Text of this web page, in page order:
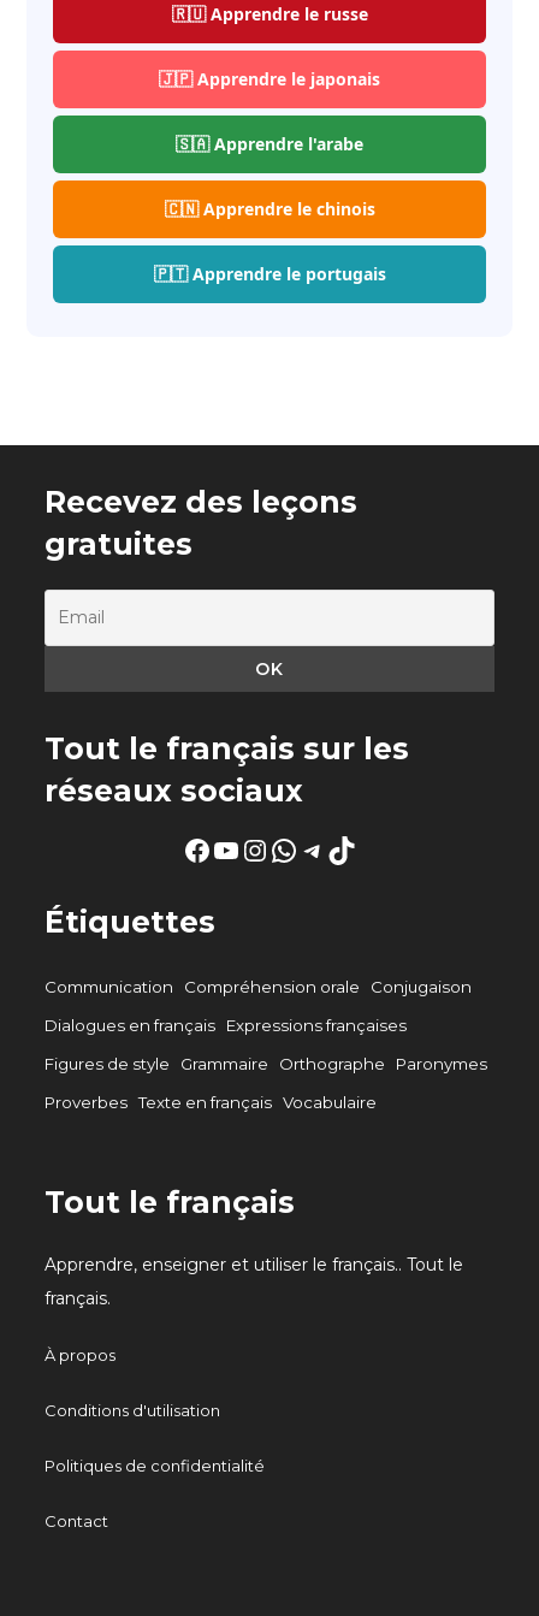
🇷🇺 Apprendre le russe
🇯🇵 Apprendre le japonais
🇸🇦 Apprendre l'arabe
🇨🇳 Apprendre le chinois
🇵🇹 Apprendre le portugais
Recevez des leçons
gratuites
Tout le français sur les
réseaux sociaux
Facebook
YouTube
Instagram
WhatsApp
Telegram
TikTok
Étiquettes
Communication Compréhension orale
Conjugaison
Dialogues en français
Expressions françaises
Figures de style
Grammaire Orthographe
Paronymes
Proverbes Texte en français Vocabulaire
Tout le français
Apprendre, enseigner et utiliser le français.. Tout le
français.
À propos
Conditions d'utilisation
Politiques de confidentialité
Contact